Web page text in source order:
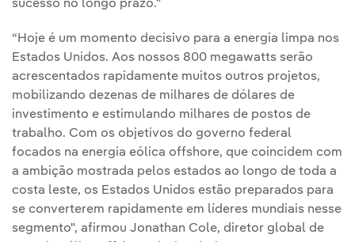
sucesso no longo prazo."
“Hoje é um momento decisivo para a energia limpa nos
Estados Unidos. Aos nossos 800 megawatts serão
acrescentados rapidamente muitos outros projetos,
mobilizando dezenas de milhares de dólares de
investimento e estimulando milhares de postos de
trabalho. Com os objetivos do governo federal
focados na energia eólica offshore, que coincidem com
a ambição mostrada pelos estados ao longo de toda a
costa leste, os Estados Unidos estão preparados para
se converterem rapidamente em líderes mundiais nesse
segmento", afirmou Jonathan Cole, diretor global de